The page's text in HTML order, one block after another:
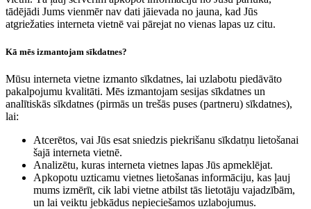
tādējādi Jums vienmēr nav dati jāievada no jauna, kad Jūs
atgriežaties interneta vietnē vai pārejat no vienas lapas uz citu.
Kā mēs izmantojam sīkdatnes?
Mūsu interneta vietne izmanto sīkdatnes, lai uzlabotu piedāvāto
pakalpojumu kvalitāti. Mēs izmantojam sesijas sīkdatnes un
analītiskās sīkdatnes (pirmās un trešās puses (partneru) sīkdatnes),
lai:
Atcerētos, vai Jūs esat sniedzis piekrišanu sīkdatņu lietošanai
šajā interneta vietnē.
Analizētu, kuras interneta vietnes lapas Jūs apmeklējat.
Apkopotu uzticamu vietnes lietošanas informāciju, kas ļauj
mums izmērīt, cik labi vietne atbilst tās lietotāju vajadzībām,
un lai veiktu jebkādus nepieciešamos uzlabojumus.